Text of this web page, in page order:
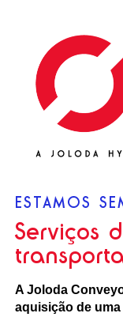
ESTAMOS
Serviços
A Joloda
aquisição de